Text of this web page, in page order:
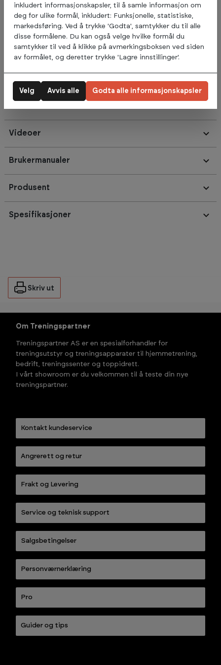
tyngre kan de gjøres med strikk. Da fester du strikken Abilica
PowerBand i push-ups håndtakene eller i pull-up stangen.
Abilica PowerTower 2.0 har gode polstrede puter og gumiert
grep for optimal komfort og treningsopplevelse. Det er også
et trinn på hver side, slik at du enkelt og raskt kan komme
deg opp og ned fra treningsapparatet. Leveres med
Videoer
Spesifikasjoner
Brukermanualer
Produsent
Skriv ut
Om Treningspartner
Treningspartner AS er en spesialforhandler for
treningsutstyr og treningsapparater til hjemmetrening,
bedrift, treningssenter og toppidrett.
I vårt showroom er du velkommen til å teste din nye
treningspartner.
Kontakt kundeservice
Angrerett og retur
Frakt og Levering
Service og teknisk support
Salgsbetingelser
Personværnerklæring
Pro
Guider og tips
inkludert informasjonskapsler, til å samle informasjon om
deg for ulike formål, inkludert: Funksjonelle, statistiske,
markedsføring. Ved å trykke 'Godta', samtykker du til alle
disse formålene. Du kan også velge hvilke formål du
samtykker til ved å klikke på avmerkingsboksen ved siden
av formålet, og deretter trykke 'Lagre innstillinger'.
Avvis alle
Velg Godta alle informasjonskapsler